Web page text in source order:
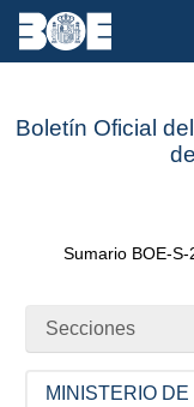
Boletín Oficial
Sumario BOE-
Secciones
MINISTERIO